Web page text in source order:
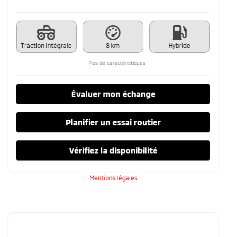
Traction intégrale 8 km Hybride
Plus de caractéristiques
Évaluer mon échange
Planifier un essai routier
Vérifiez la disponibilité
Mentions légales